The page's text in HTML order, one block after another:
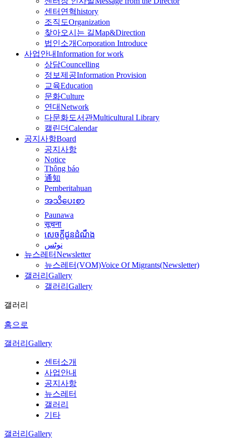
센터연혁history
조직도Organization
찾아오시는 길Map&Direction
법인소개Corporation Introduce
사업안내Information for work
상담Councelling
정보제공Information Provision
교육Education
문화Culture
연대Network
다문화도서관Multicultural Library
캘린더Calendar
공지사항Board
공지사항
Notice
Thông báo
通知
Pemberitahuan
အသိပေးစာ
Paunawa
सूचना
សេចក្តីជូនដំណឹង
نوٹس
뉴스레터Newsletter
뉴스레터(VOM)Voice Of Migrants(Newsletter)
갤러리 Gallery
갤러리 Gallery
갤러리
홈으로
갤러리 Gallery
센터소개
사업안내
공지사항
뉴스레터
갤러리
기타
갤러리 Gallery